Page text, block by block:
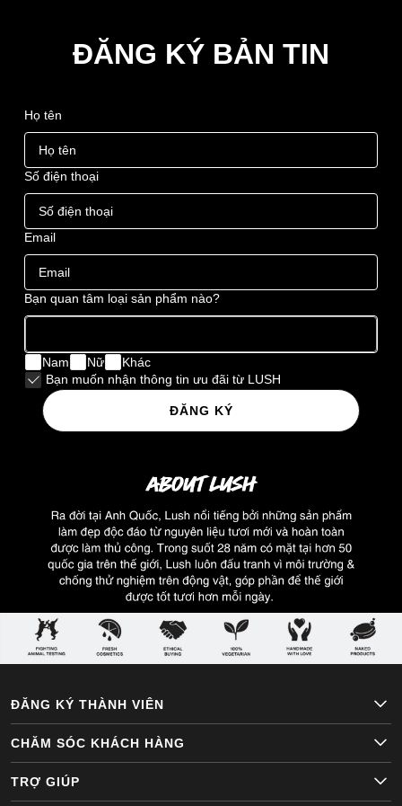
ĐĂNG KÝ BẢN TIN
Họ tên
Số điện thoại
Email
Bạn quan tâm loại sản phẩm nào?
Nam Nữ
Khác
Bạn muốn nhận thông tin ưu đãi từ LUSH
ĐĂNG KÝ
ĐĂNG KÝ THÀNH VIÊN
CHĂM SÓC KHÁCH HÀNG
TRỢ GIÚP